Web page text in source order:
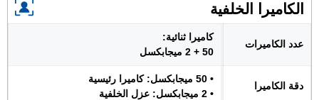
الكاميرا الخلفية
عدد الكاميرات
كاميرا ثنائية:
50 + 2 ميجابكسل
دقة الكاميرا
• 50 ميجابكسل: كاميرا رئيسية
• 2 ميجابكسل: عزل الخلفية